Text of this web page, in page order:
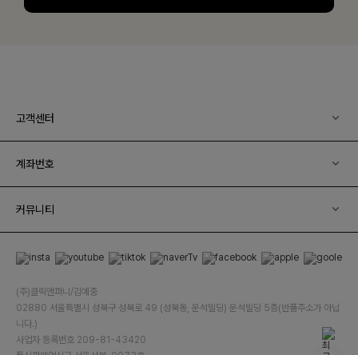
고객센터
계좌번호
커뮤니티
(주)클릭앤퍼니/김예중
02880 서울특별시 성북구 성북로 49 (성북동, 운석빌딩) 운석빌딩 5층(반품주소가 아닙
니다.)
사업자 등록번호 209-81-43420